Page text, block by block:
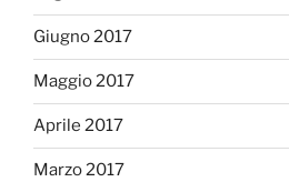
Giugno 2017
Maggio 2017
Aprile 2017
Marzo 2017